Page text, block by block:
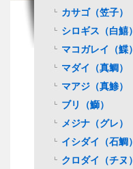
カサゴ（笠子）
シロギス（白鱚）
マコガレイ（鰈）
マダイ（真鯛）
マアジ（真鯵）
ブリ（鰤）
メジナ（グレ）
イシダイ（石鯛）
クロダイ（チヌ）